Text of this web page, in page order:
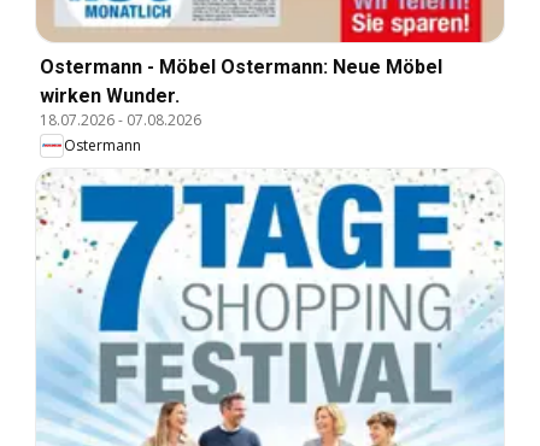
Ostermann - Möbel Ostermann: Neue Möbel
wirken Wunder.
18.07.2026- 07.08.2026
Ostermann